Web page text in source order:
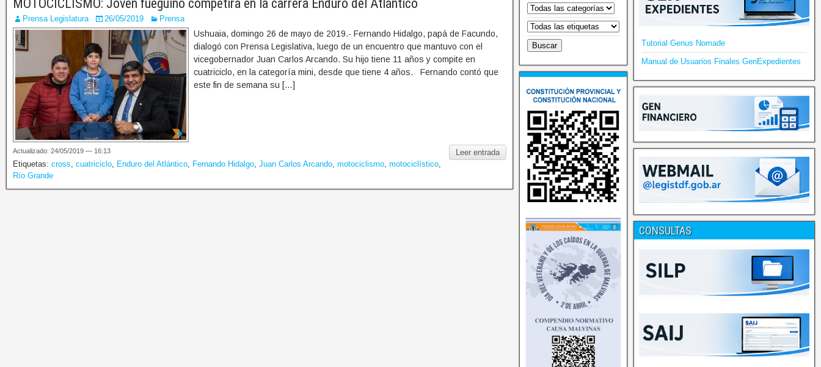
MOTOCICLISMO: Joven fueguino competirá en la carrera Enduro del Atlántico
Prensa Legislatura 26/05/2019 Prensa
Ushuaia, domingo 26 de mayo de 2019.- Fernando Hidalgo, papá de Facundo,
dialogó con Prensa Legislativa, luego de un encuentro que mantuvo con el
vicegobernador Juan Carlos Arcando. Su hijo tiene 11 años y compite en
cuatriciclo, en la categoría mini, desde que tiene 4 años. Fernando contó que
este fin de semana su […]
Leer entrada
Actualizado: 24/05/2019 — 16:13
Etiquetas: cross, cuatriciclo, Enduro del Atlántico, Fernando Hidalgo, Juan Carlos Arcando, motociclismo, motociclístico,
Río Grande
Tutorial Genus Nomade
Manual de Usuarios Finales GenExpedientes
CONSULTAS